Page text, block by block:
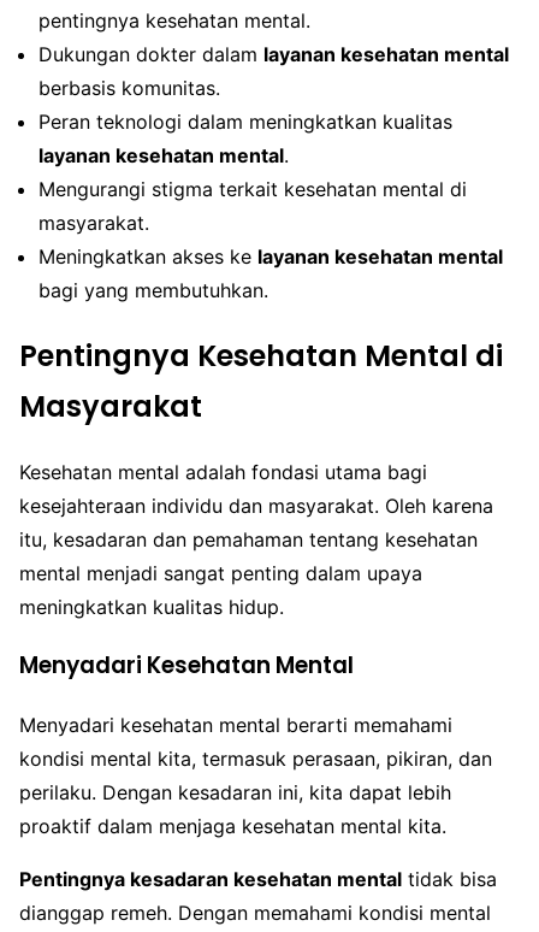
pentingnya kesehatan mental.
Dukungan dokter dalam layanan kesehatan mental
berbasis komunitas.
Peran teknologi dalam meningkatkan kualitas
layanan kesehatan mental.
Mengurangi stigma terkait kesehatan mental di
masyarakat.
Meningkatkan akses ke layanan kesehatan mental
bagi yang membutuhkan.
Pentingnya Kesehatan Mental di
Masyarakat
Kesehatan mental adalah fondasi utama bagi
kesejahteraan individu dan masyarakat. Oleh karena
itu, kesadaran dan pemahaman tentang kesehatan
mental menjadi sangat penting dalam upaya
meningkatkan kualitas hidup.
Menyadari Kesehatan Mental
Menyadari kesehatan mental berarti memahami
kondisi mental kita, termasuk perasaan, pikiran, dan
perilaku. Dengan kesadaran ini, kita dapat lebih
proaktif dalam menjaga kesehatan mental kita.
Pentingnya kesadaran kesehatan mental tidak bisa
dianggap remeh. Dengan memahami kondisi mental